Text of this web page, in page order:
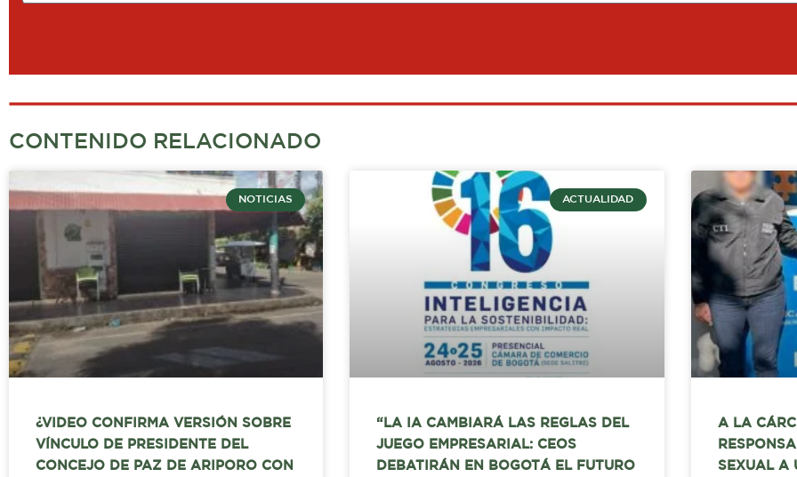
CONTENIDO RELACIONADO
NOTICIAS
¿VIDEO CONFIRMA VERSIÓN SOBRE
VÍNCULO DE PRESIDENTE DEL
CONCEJO DE PAZ DE ARIPORO CON
ACTUALIDAD
“LA IA CAMBIARÁ LAS REGLAS DEL
JUEGO EMPRESARIAL: CEOS
DEBATIRÁN EN BOGOTÁ EL FUTURO
A LA
SEXUAL A